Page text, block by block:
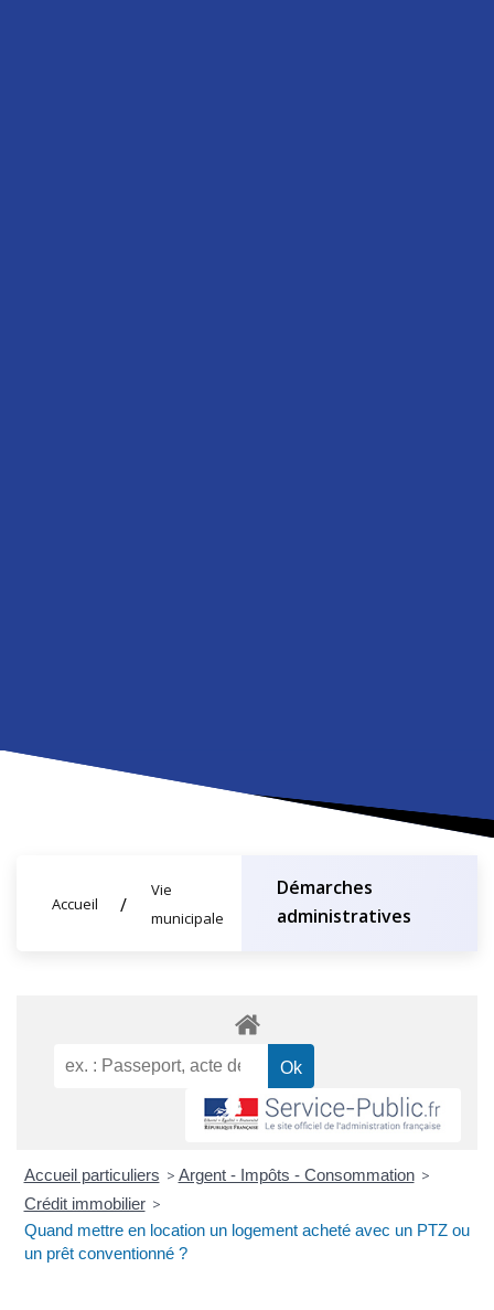
Accueil
Vie
municipale
Démarches
administratives
Accueil particuliers > Argent - Impôts - Consommation >
Crédit immobilier >
Quand mettre en location un logement acheté avec un PTZ ou
un prêt conventionné ?